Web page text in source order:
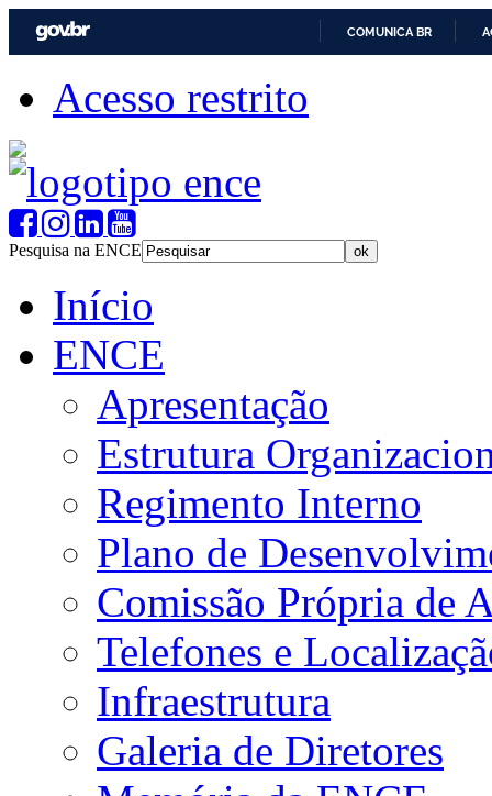
COMUNICA BR
Acesso restrito
Pesquisa na ENCE
Início
ENCE
Apresentação
Estrutura
Regimento Interno
Plano de
Comissão Própria de
Telefones e
Infraestrutura
Galeria de Diretores